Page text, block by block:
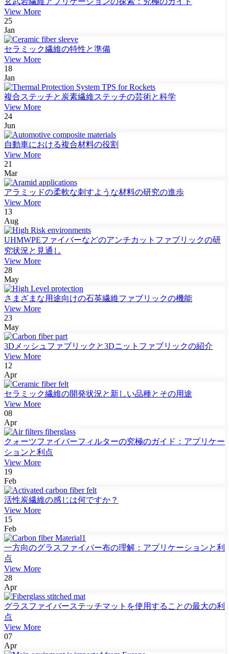
View More
25
Jan
セラミック繊維の特性と準備
View More
18
Jan
複合ステッチと炭素繊維ステッチの芸術と科学
View More
24
Jun
自動車における複合材料の役割
View More
21
Mar
アラミッドの柔軟な刺すような材料の研究の進歩
View More
13
Aug
UHMWPEファイバーなどのアンチカットファブリックの研
究状況と見通し
View More
28
May
さまざまな用途向けの石英繊維ファブリックの機能
View More
23
May
3Dメッシュファブリックと3Dニットファブリックの紹介
View More
12
Apr
セラミック繊維の開発状況と新しい品種とその用途
View More
08
Apr
クォーツファイバーフィルターの究極のガイド：アプリケー
ションと利点
View More
19
Feb
活性炭繊維の感じは何ですか？
View More
15
Feb
一方向のグラスファイバー布の理解：アプリケーションと利
点
View More
28
Apr
グラスファイバーステッチマットを使用することの最大の利
点
View More
07
Apr